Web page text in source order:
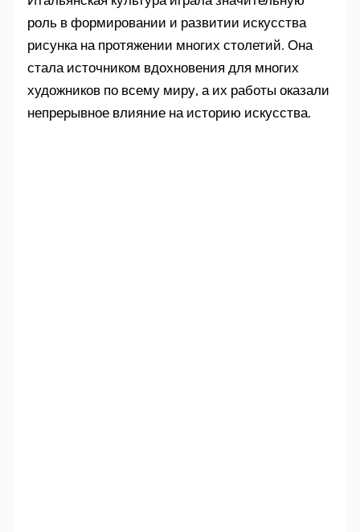
роль в формировании и развитии искусства
рисунка на протяжении многих столетий. Она
стала источником вдохновения для многих
художников по всему миру, а их работы оказали
непрерывное влияние на историю искусства.